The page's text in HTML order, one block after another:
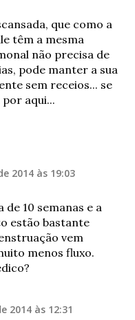
que como a
têm a mesma
não precisa de
pode manter a sua
sem receios... se
aqui...
2014 às 19:03
10 semanas e a
estão bastante
vem
menos fluxo.
2014 às 12:31